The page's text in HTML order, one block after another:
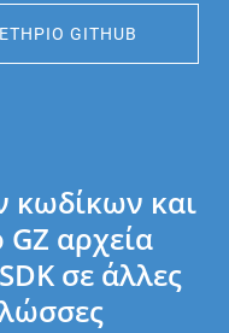
GITHUB
και
αρχεία
σε άλλες